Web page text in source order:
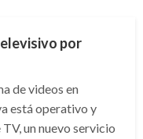
por
de videos en
está operativo y
un nuevo servicio